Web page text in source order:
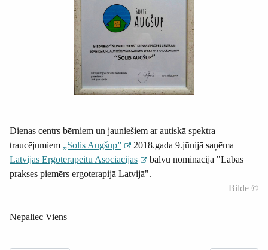
Dienas centrs bērniem un jauniešiem ar autiskā spektra
traucējumiem „Solis Augšup”
2018.gada 9.jūnijā saņēma
Latvijas Ergoterapeitu Asociācijas
balvu nominācijā "Labās
prakses piemērs ergoterapijā Latvijā".
Bilde ©
Nepaliec Viens